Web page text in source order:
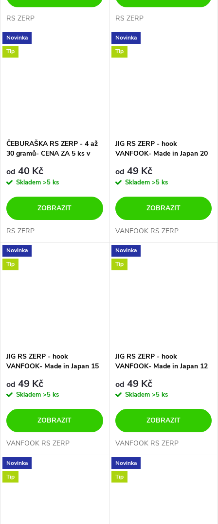
RS ZERP RS ZERP
Novinka
Tip
ČEBURAŠKA RS ZERP - 4 až
30 gramů- CENA ZA 5 ks v
od 40 Kč
Skladem >5 ks
ZOBRAZIT
RS ZERP
Novinka
Tip
JIG RS ZERP - hook
VANFOOK- Made in Japan 20
CENA ZA 3 ks V BALENÍ
od 49 Kč
Skladem >5 ks
ZOBRAZIT
VANFOOK RS ZERP
Novinka
Tip
JIG RS ZERP - hook
VANFOOK- Made in Japan 15
CENA ZA 3 ks V BALENÍ
od 49 Kč
Skladem >5 ks
ZOBRAZIT
VANFOOK RS ZERP
Novinka
Tip
JIG RS ZERP - hook
VANFOOK- Made in Japan 12
CENA ZA 3 ks V BALENÍ
od 49 Kč
Skladem >5 ks
ZOBRAZIT
VANFOOK RS ZERP
Novinka
Tip
Novinka
Tip